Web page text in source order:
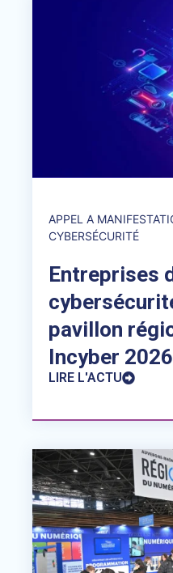
APPEL A
CYBERSÉCURITÉ
Entreprises
pavillon
Incyber 2026
LIRE L'ACTU